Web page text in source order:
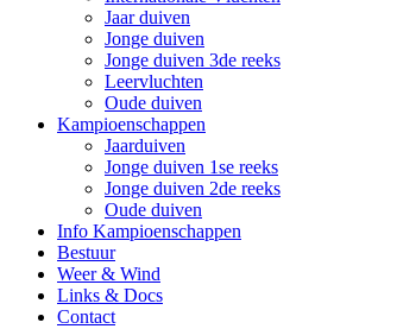
Jaar duiven
Jonge duiven
Jonge duiven 3de reeks
Leervluchten
Oude duiven
Kampioenschappen
Jaarduiven
Jonge duiven 1se reeks
Jonge duiven 2de reeks
Oude duiven
Info Kampioenschappen
Bestuur
Weer & Wind
Links & Docs
Contact